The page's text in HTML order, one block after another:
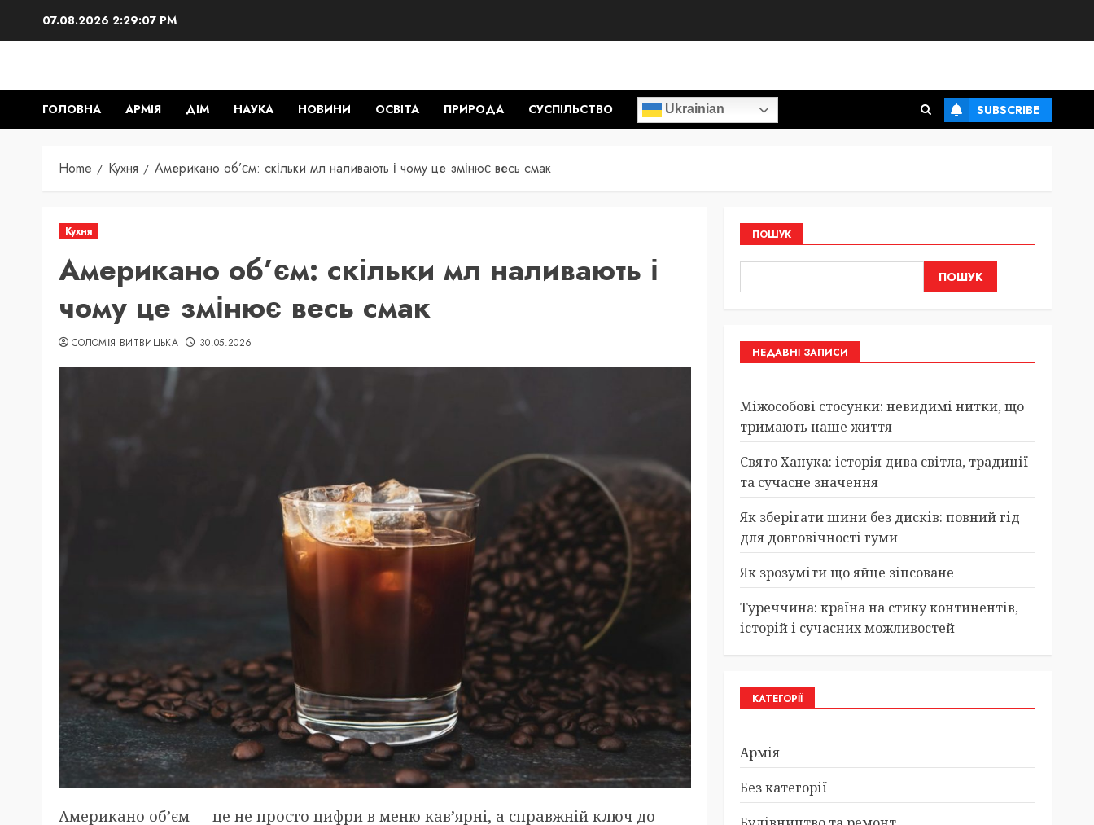
07.08.2026 2:29:08 PM
ГОЛОВНА АРМІЯ ДІМ НАУКА НОВИНИ ОСВІТА ПРИРОДА СУСПІЛЬСТВО Ukrainian SUBSCRIBE
Home Кухня Американо об’єм: скільки мл наливають і чому це змінює весь смак
Кухня
Американо об’єм: скільки мл наливають і
чому це змінює весь смак
СОЛОМІЯ ВИТВИЦЬКА 30.05.2026
Американо об’єм — це не просто цифри в меню кав’ярні, а справжній ключ до
ПОШУК
ПОШУК
НЕДАВНІ ЗАПИСИ
Міжособові стосунки: невидимі нитки, що
тримають наше життя
Свято Ханука: історія дива світла, традиції
та сучасне значення
Як зберігати шини без дисків: повний гід
для довговічності гуми
Як зрозуміти що яйце зіпсоване
Туреччина: країна на стику континентів,
історій і сучасних можливостей
КАТЕГОРІЇ
Армія
Без категорії